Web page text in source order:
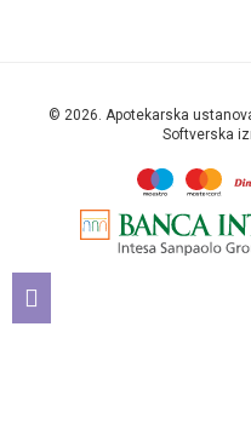
© 2026. Apotekarska
Softverska